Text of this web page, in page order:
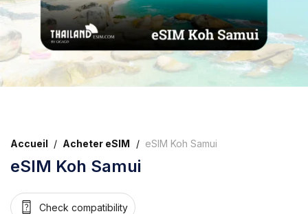
Accueil / Acheter eSIM / eSIM Koh Samui
eSIM Koh Samui
Check compatibility